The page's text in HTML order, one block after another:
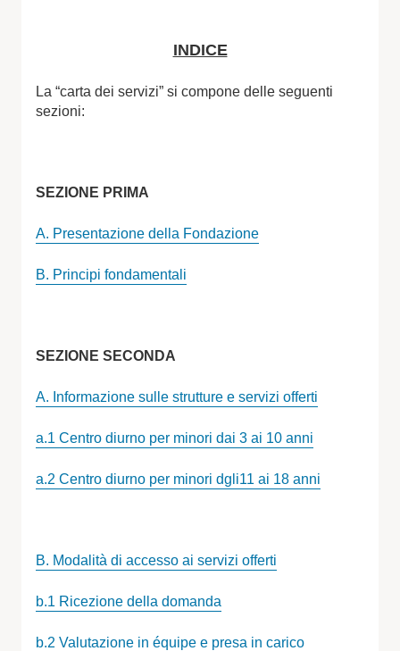
INDICE
La “carta dei servizi” si compone delle seguenti
sezioni:
SEZIONE PRIMA
A. Presentazione della Fondazione
B. Principi fondamentali
SEZIONE SECONDA
A. Informazione sulle strutture e servizi offerti
a.1 Centro diurno per minori dai 3 ai 10 anni
a.2 Centro diurno per minori dgli11 ai 18 anni
B. Modalità di accesso ai servizi offerti
b.1 Ricezione della domanda
b.2 Valutazione in équipe e presa in carico